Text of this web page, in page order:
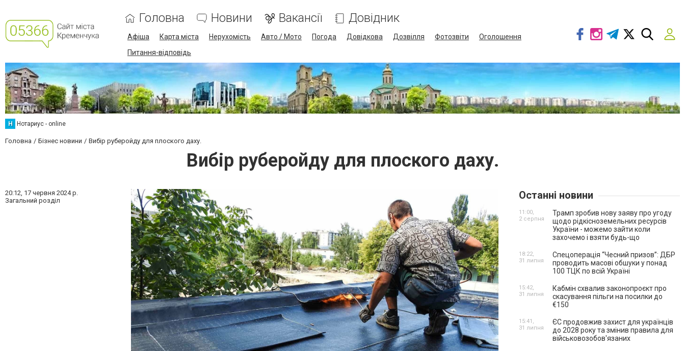
Головна Новини Вакансії Довідник
Афіша Карта міста Нерухомість Авто / Мото Погода Довідкова Дозвілля Фотозвіти
Оголошення
Питання-відповідь
Н Нотариус - online
Головна Бізнес новини Вибір руберойду для плоского даху.
Вибір руберойду для плоского даху.
20:12, 17 червня 2024 р.
Загальний розділ
Останні новини
Трамп зробив нову заяву про угоду
щодо рідкісноземельних ресурсів
України - можемо зайти коли
захочемо і взяти будь-що
11:00,
2 серпня
Спецоперація “Чесний призов”: ДБР
проводить масові обшуки у понад
100 ТЦК по всій Україні
18:22,
31 липня
Кабмін схвалив законопроєкт про
скасування пільги на посилки до
€150
15:42,
31 липня
ЄС продовжив захист для українців
до 2028 року та змінив правила для
військовозобов'язаних
15:41,
31 липня